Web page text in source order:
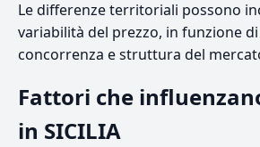
Le differenze territoriali possono
variabilità del prezzo, in funzione
concorrenza e struttura del
Fattori che
in SICILIA